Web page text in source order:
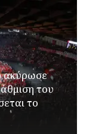
ακύρωσε
του
το